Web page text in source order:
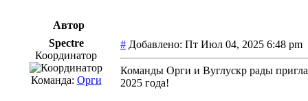
Автор
Spectre
Координатор
Команда: Орги
# Добавлено: Пт Июл 04, 2025 6:48
Команды Орги и Вуглускр рады
2025 года!